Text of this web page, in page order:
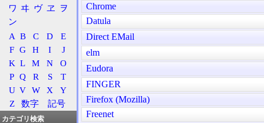
Chrome
Datula
Direct EMail
elm
Eudora
FINGER
Firefox (Mozilla)
Freenet
ワ ヰ ヴ ヱ
ヲ
ン
A B C D
E
F G H I
J
K L M N
O
P Q R S
T
U V W X
Y
Z
数字 記号
カテゴリ検索